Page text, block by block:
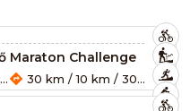
Maraton Challenge
30 km / 10 km / 30 km / 10 km / 10 km / 10 km / 30 km / 60 km